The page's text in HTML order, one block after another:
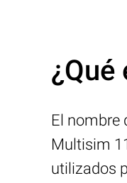
El nombre
Multisim
utilizados